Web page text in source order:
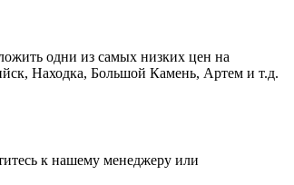
одни из самых низких цен на
Находка, Большой Камень, Артем и т.д.
к нашему менеджеру или